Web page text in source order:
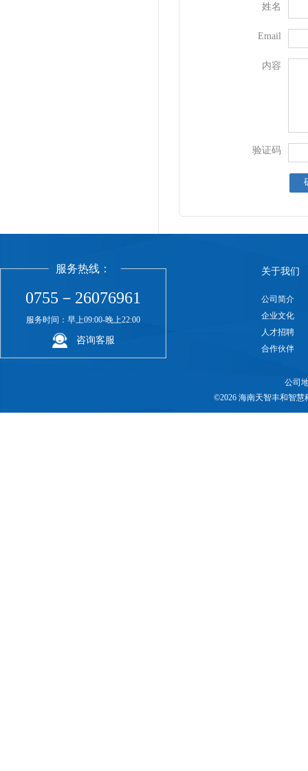
姓名
Email
内容
验证码
服务热线：
0755－26076961
服务时间：早上09:00-晚上22:00
咨询客服
关于我们
公司简介
企业文化
人才招聘
合作伙伴
公司
©2026 海南天智丰和智